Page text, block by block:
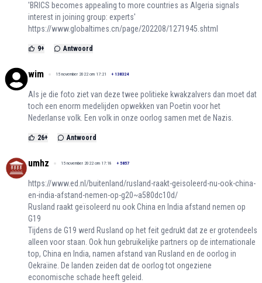
'BRICS becomes appealing to more countries as Algeria signals
interest in joining group: experts'
https://www.globaltimes.cn/page/202208/1271945.shtml
9+ Antwoord
wim 15 november 2022 om 17:21 + 138324
Als je die foto ziet van deze twee politieke kwakzalvers dan moet dat
toch een enorm medelijden opwekken van Poetin voor het
Nederlanse volk. Een volk in onze oorlog samen met de Nazis.
26+ Antwoord
umhz 15 november 2022 om 17:18 + 5857
https://www.ed.nl/buitenland/rusland-raakt-geisoleerd-nu-ook-china-
en-india-afstand-nemen-op-g20~a580dc10d/
Rusland raakt geïsoleerd nu ook China en India afstand nemen op
G19
Tijdens de G19 werd Rusland op het feit gedrukt dat ze er grotendeels
alleen voor staan. Ook hun gebruikelijke partners op de internationale
top, China en India, namen afstand van Rusland en de oorlog in
Oekraïne. De landen zeiden dat de oorlog tot ongeziene
economische schade heeft geleid.